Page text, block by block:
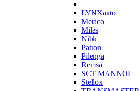
LYNXauto
Metaco
Miles
Nibk
Patron
Pilenga
Remsa
SCT MANNOL
Stellox